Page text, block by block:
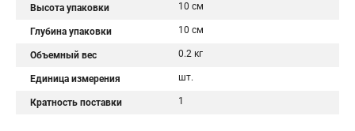
Высота упаковки 10 см
Глубина упаковки 10 см
Объемный вес 0.2 кг
Единица измерения шт.
Кратность поставки 1